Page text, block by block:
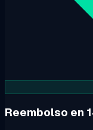
Reembolso en